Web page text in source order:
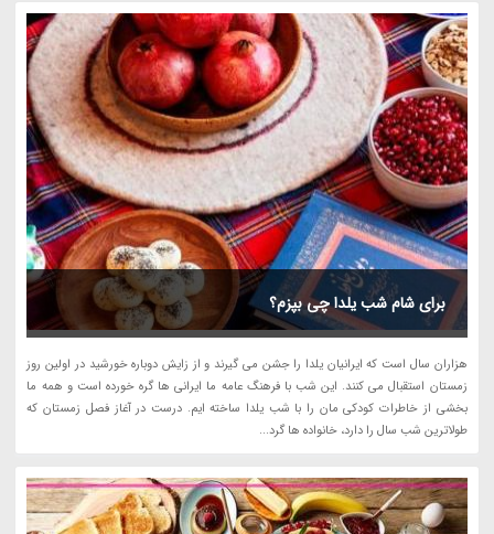
برای شام شب یلدا چی بپزم؟
هزاران سال است که ایرانیان یلدا را جشن می گیرند و از زایش دوباره خورشید در اولین روز
زمستان استقبال می کنند. این شب با فرهنگ عامه ما ایرانی ها گره خورده است و همه ما
بخشی از خاطرات کودکی مان را با شب یلدا ساخته ایم. درست در آغاز فصل زمستان که
طولاترین شب سال را دارد، خانواده ها گرد...